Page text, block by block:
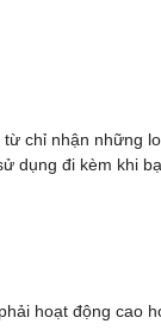
chỉ nhận những
dụng đi kèm khi
hoạt động cao